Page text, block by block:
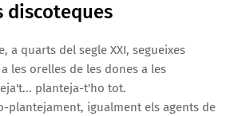
discoteques
a quarts del segle XXI, segueixes
les orelles de les dones a les
planteja-t'ho tot.
plantejament, igualment els agents de